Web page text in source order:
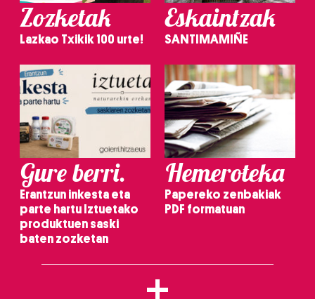
Zozketak
Lazkao Txikik 100 urte!
Eskaintzak
SANTIMAMIÑE
Gure berri.
Erantzun inkesta eta
parte hartu Iztuetako
produktuen saski
baten zozketan
Hemeroteka
Papereko zenbakiak
PDF formatuan